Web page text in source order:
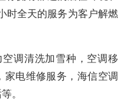
时全天的服务为客户解燃
调清洗加雪种，空调移
电维修服务，海信空调
。